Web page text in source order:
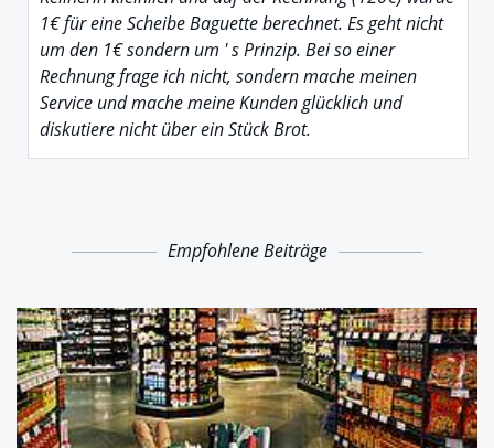
1€ für eine Scheibe Baguette berechnet. Es geht nicht
um den 1€ sondern um ' s Prinzip. Bei so einer
Rechnung frage ich nicht, sondern mache meinen
Service und mache meine Kunden glücklich und
diskutiere nicht über ein Stück Brot.
Empfohlene Beiträge